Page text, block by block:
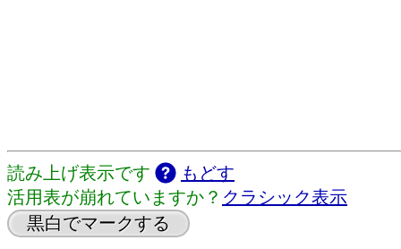
読み上げ表示です
もどす
活用表が崩れていますか？ クラシック表示
黒白でマークする